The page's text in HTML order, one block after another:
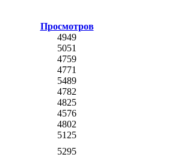
Просмотров
4949
5051
4759
4771
5489
4782
4825
4576
4802
5125
5295